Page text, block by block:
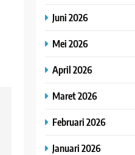
Juni 2026
Mei 2026
April 2026
Maret 2026
Februari 2026
Januari 2026